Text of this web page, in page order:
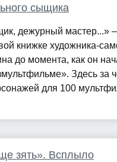
сыщика
дежурный мастер...»
книжке художника-
до момента, как он
Здесь за
для 100
зять». Всплыло